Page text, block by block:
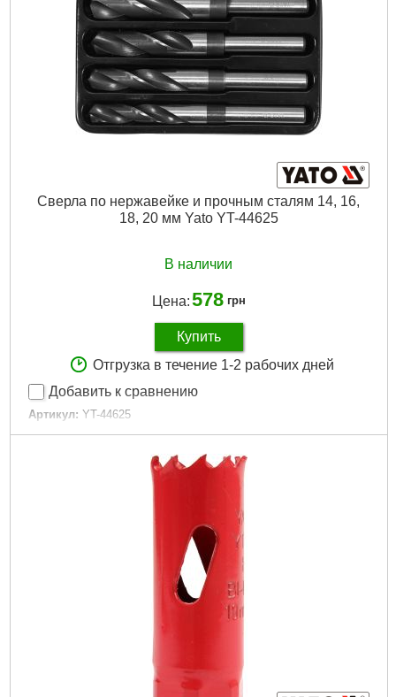
Сверла по нержавейке и прочным сталям 14, 16,
18, 20 мм Yato YT-44625
В наличии
Цена:578 грн
Купить
Отгрузка в течение 1-2 рабочих дней
Добавить к сравнению
Артикул: YT-44625
Код товара: 23.13.03
14 мм, 16 мм, 18 мм, 20 мм.
150 мм.
240x170x35 мм
Подробнее...